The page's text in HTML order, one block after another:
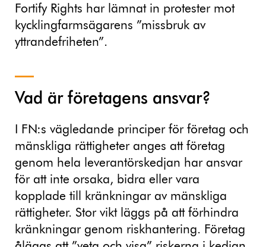
Fortify Rights har lämnat in protester mot
kycklingfarmsägarens ”missbruk av
yttrandefriheten”.
Vad är företagens ansvar?
I FN:s vägledande principer för företag och
mänskliga rättigheter anges att företag
genom hela leverantörskedjan har ansvar
för att inte orsaka, bidra eller vara
kopplade till kränkningar av mänskliga
rättigheter. Stor vikt läggs på att förhindra
kränkningar genom riskhantering. Företag